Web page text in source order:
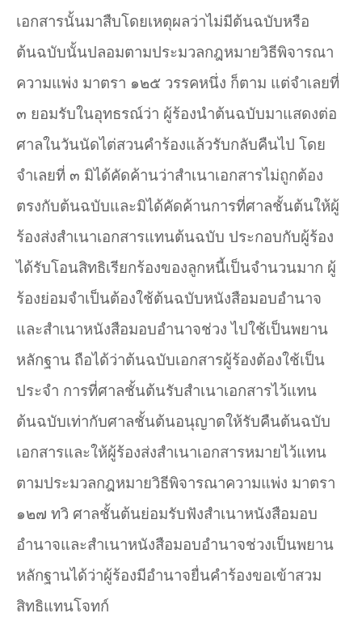
เอกสารนั้นมาสืบโดยเหตุผลว่าไม่มีต้นฉบับหรือ
ต้นฉบับนั้นปลอมตามประมวลกฎหมายวิธีพิจารณา
ความแพ่ง มาตรา ๑๒๕ วรรคหนึ่ง ก็ตาม แต่จำเลยที่
๓ ยอมรับในอุทธรณ์ว่า ผู้ร้องนำต้นฉบับมาแสดงต่อ
ศาลในวันนัดไต่สวนคำร้องแล้วรับกลับคืนไป โดย
จำเลยที่ ๓ มิได้คัดค้านว่าสำเนาเอกสารไม่ถูกต้อง
ตรงกับต้นฉบับและมิได้คัดค้านการที่ศาลชั้นต้นให้ผู้
ร้องส่งสำเนาเอกสารแทนต้นฉบับ ประกอบกับผู้ร้อง
ได้รับโอนสิทธิเรียกร้องของลูกหนี้เป็นจำนวนมาก ผู้
ร้องย่อมจำเป็นต้องใช้ต้นฉบับหนังสือมอบอำนาจ
และสำเนาหนังสือมอบอำนาจช่วง ไปใช้เป็นพยาน
หลักฐาน ถือได้ว่าต้นฉบับเอกสารผู้ร้องต้องใช้เป็น
ประจำ การที่ศาลชั้นต้นรับสำเนาเอกสารไว้แทน
ต้นฉบับเท่ากับศาลชั้นต้นอนุญาตให้รับคืนต้นฉบับ
เอกสารและให้ผู้ร้องส่งสำเนาเอกสารหมายไว้แทน
ตามประมวลกฎหมายวิธีพิจารณาความแพ่ง มาตรา
๑๒๗ ทวิ ศาลชั้นต้นย่อมรับฟังสำเนาหนังสือมอบ
อำนาจและสำเนาหนังสือมอบอำนาจช่วงเป็นพยาน
หลักฐานได้ว่าผู้ร้องมีอำนาจยื่นคำร้องขอเข้าสวม
สิทธิแทนโจทก์